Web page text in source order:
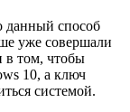
данный способ
уже совершали
в том, чтобы
10, а ключ
системой.